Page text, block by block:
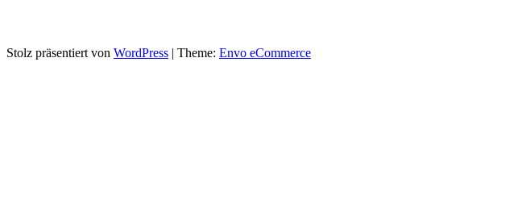
Stolz präsentiert von WordPress | Theme: Envo eCommerce